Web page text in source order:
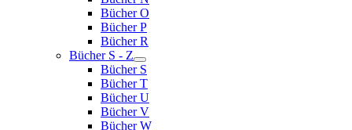
Bücher O
Bücher P
Bücher R
Bücher S - Z
Bücher S
Bücher T
Bücher U
Bücher V
Bücher W